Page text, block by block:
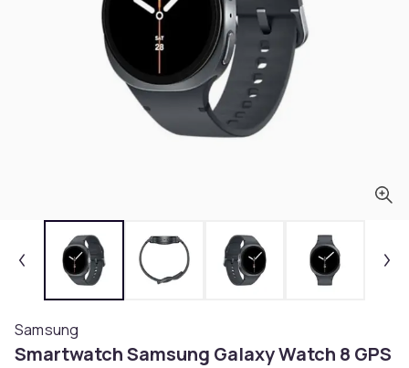
Samsung
Smartwatch Samsung Galaxy Watch 8 GPS